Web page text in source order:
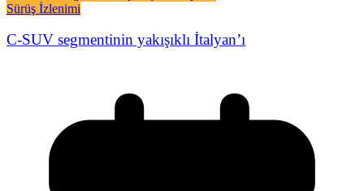
Sürüş İzlenimi
C-SUV segmentinin yakışıklı İtalyan’ı